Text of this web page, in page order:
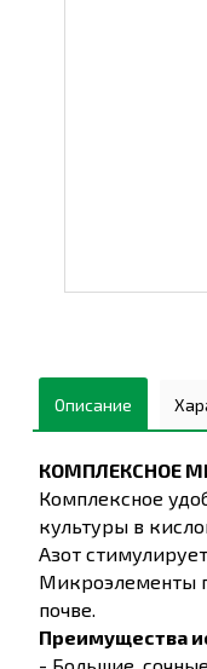
Описание
КОМПЛЕКСНОЕ
Комплексное
культуры в
Азот
Микроэлементы
почве.
Преимущества